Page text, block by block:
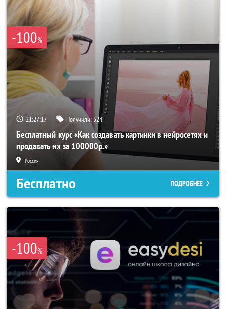
-100%
21:27:14 Получили: 524
Бесплатный курс «Как создавать картинки в нейросетях и
продавать их за 100000р.»
Россия
Бесплатно ПОДРОБНЕЕ
-100%